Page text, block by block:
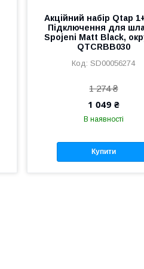
Акційний набір Qtap
Підключення для
Spojeni Matt Black,
QTCRBB030
SD00056274
1 274 ₴
1 049 ₴
В наявності
Купити